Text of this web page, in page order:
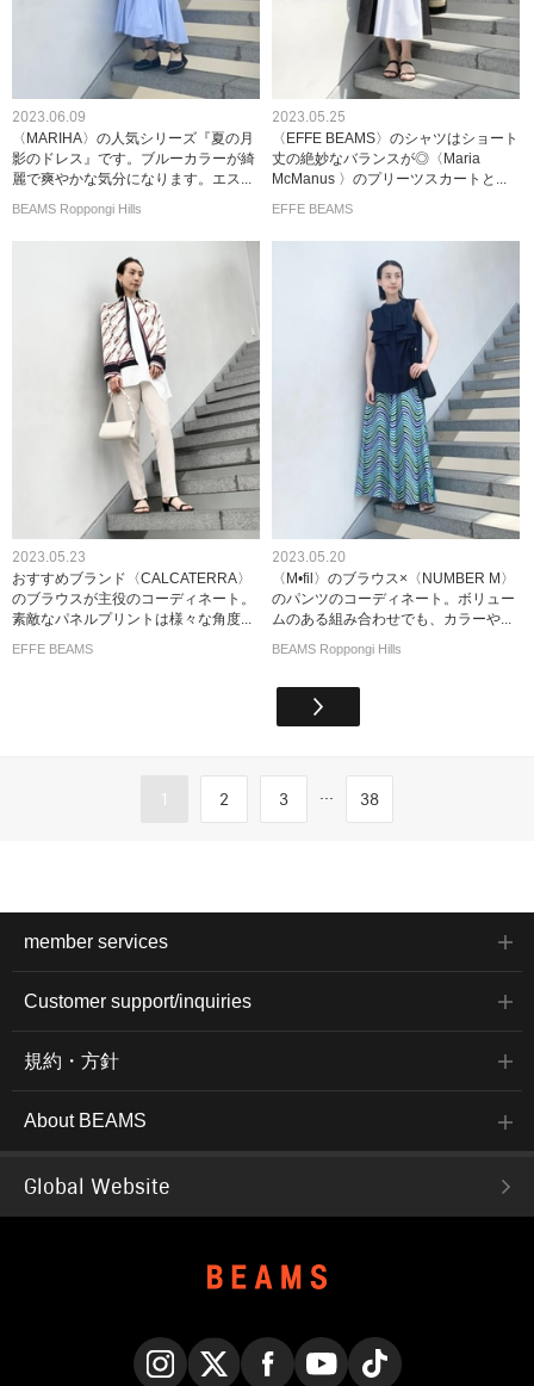
2023.06.09
〈MARIHA〉の人気シリーズ『夏の月
影のドレス』です。ブルーカラーが綺
麗で爽やかな気分になります。エス...
BEAMS Roppongi Hills
2023.05.25
〈EFFE BEAMS〉のシャツはショート
丈の絶妙なバランスが◎〈Maria
McManus 〉のプリーツスカートと...
EFFE BEAMS
2023.05.23
おすすめブランド〈CALCATERRA〉
のブラウスが主役のコーディネート。
素敵なパネルプリントは様々な角度...
EFFE BEAMS
2023.05.20
〈M•fil〉のブラウス×〈NUMBER M〉
のパンツのコーディネート。ボリュー
ムのある組み合わせでも、カラーや...
BEAMS Roppongi Hills
1 2 3 ... 38
member services
Customer support/inquiries
規約・方針
About BEAMS
Global Website